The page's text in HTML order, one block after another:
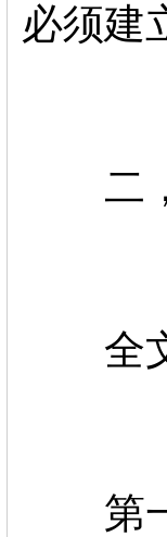
必须建
二，
全文
第一